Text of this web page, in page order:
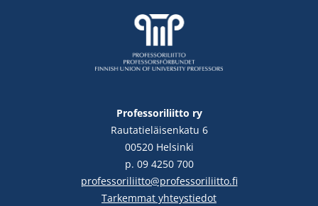
Professoriliitto ry
Rautatieläisenkatu 6
00520 Helsinki
p. 09 4250 700
professoriliitto@professoriliitto.fi
Tarkemmat yhteystiedot